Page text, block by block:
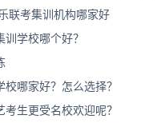
联考集训机构哪家好
学校哪个好？
哪家好？怎么选择？
生更受名校欢迎呢？